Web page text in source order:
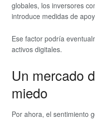
globales, los inversores
introduce medidas de
Ese factor podría
activos digitales.
Un mercado
miedo
Por ahora, el sentimiento